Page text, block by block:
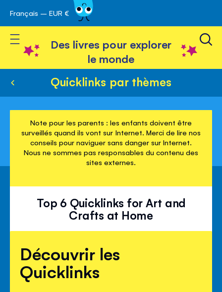
Skip
to
Content
Français – EUR €
Toggle Nav
Des livres pour explorer
le monde
Quicklinks par thèmes
Note pour les parents : les enfants doivent être
surveillés quand ils vont sur Internet. Merci de lire nos
conseils pour naviguer sans danger sur Internet.
Nous ne sommes pas responsables du contenu des
sites externes.
Top 6 Quicklinks for Art and
Crafts at Home
Découvrir les
Quicklinks